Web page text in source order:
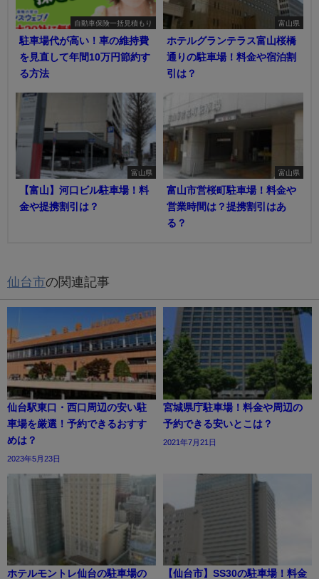
自動車保険一括見積もり
駐車場代が高い！車の維持費
を見直して年間10万円節約す
る方法
富山県
ホテルグランテラス富山桜橋
通りの駐車場！料金や宿泊割
引は？
富山県
【富山】河口ビル駐車場！料
金や提携割引は？
富山県
富山市営桜町駐車場！料金や
営業時間は？提携割引はあ
る？
仙台市の関連記事
仙台駅東口・西口周辺の安い駐
車場を厳選！予約できるおすす
めは？
2023年5月23日
宮城県庁駐車場！料金や周辺の
予約できる安いとこは？
2021年7月21日
ホテルモントレ仙台の駐車場の
【仙台市】SS30の駐車場！料金